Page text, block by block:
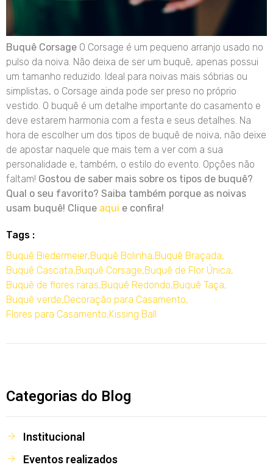
Buquê Corsage O Corsage é um pequeno arranjo usado no
pulso da noiva. Não deixa de ser um buquê, apenas possui
um tamanho reduzido. Ideal para noivas mais sóbrias ou
simplistas, o Corsage ainda pode ser preso no próprio
vestido. O buquê é um detalhe importante do casamento e
deve estarem harmonia com a festa e seus detalhes. Na
hora de escolher um dos tipos de buquê de noiva, não deixe
de apostar naquele que mais tem a ver com a sua
personalidade e, também, o estilo do evento. Opções não
faltam! Gostou de saber mais sobre os tipos de buquê?
Qual o seu favorito? Saiba também porque as noivas
usam buquê! Clique aqui e confira!
Tags :
Buquê Biedermeier,Buquê Bolinha,Buquê Braçada,
Buquê Cascata,Buquê Corsage,Buquê de Flor Única,
Buquê de flores raras,Buquê Redondo,Buquê Taça,
Buquê verde,Decoração para Casamento,
Flores para Casamento,Kissing Ball
Categorias do Blog
Institucional
Eventos realizados